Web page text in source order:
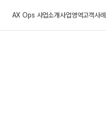
AX Ops 사업소개사업영역고객사례